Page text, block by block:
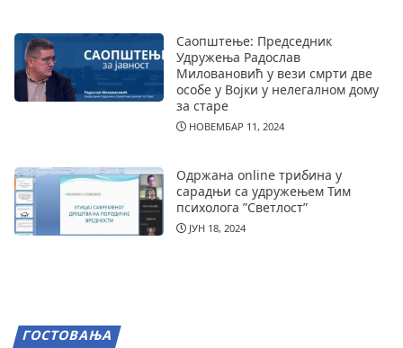
Саопштење: Председник
Удружења Радослав
Миловановић у вези смрти две
особе у Војки у нелегалном дому
за старе
НОВЕМБАР 11, 2024
Одржана online трибина у
сарадњи са удружењем Тим
психолога ”Светлост”
ЈУН 18, 2024
ГОСТОВАЊА